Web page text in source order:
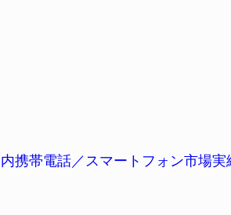
携帯電話／スマートフォン市場実